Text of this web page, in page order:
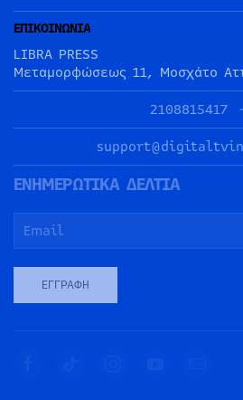
ΕΠΙΚΟΙΝΩΝΙΑ
LIBRA PRESS
Μεταμορφώσεως 11, Μοσχάτο
2108815417
ΕΝΗΜΕΡΩΤΙΚΑ ΔΕΛΤΙΑ
ΕΓΓΡΑΦΉ